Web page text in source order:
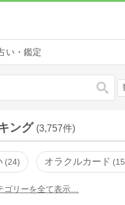
い・鑑定
検索
ング (3,757件)
24 オラクルカード
ゴリーを全て表示…